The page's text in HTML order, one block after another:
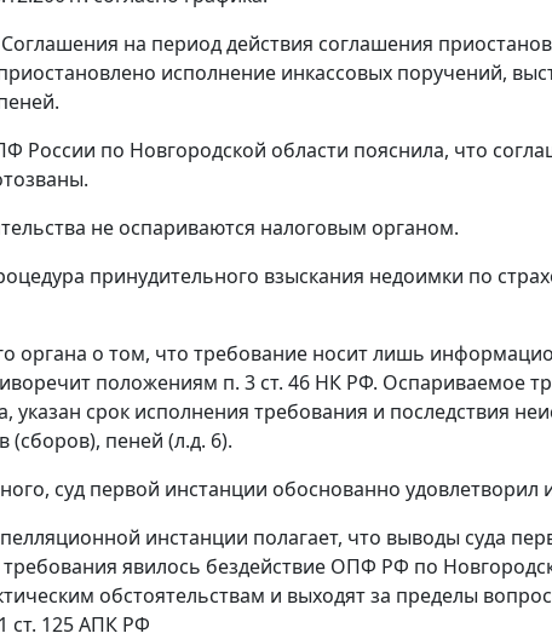
Соглашения на период действия соглашения
исполнение инкассовых поручений,
России по Новгородской области пояснила, что
не оспариваются налоговым органом.
принудительного взыскания недоимки по
органа о том, что требование носит лишь
положениям п. 3 ст. 46 НК РФ. Оспариваемое
указан срок исполнения требования и последствия
(сборов), пеней (л.д. 6).
суд первой инстанции обоснованно
инстанции полагает, что выводы суда
явилось бездействие ОПФ РФ по
обстоятельствам и выходят за пределы
ст. 125АПК РФ